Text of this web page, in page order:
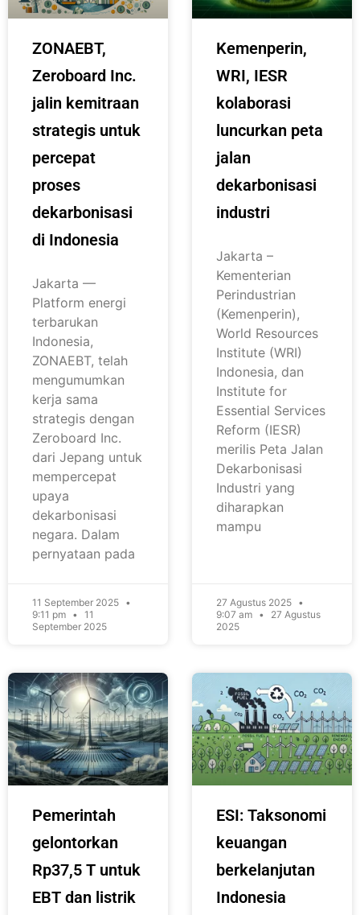
ZONAEBT,
Zeroboard Inc.
jalin kemitraan
strategis untuk
percepat
proses
dekarbonisasi
di Indonesia
Jakarta —
Platform energi
terbarukan
Indonesia,
ZONAEBT, telah
mengumumkan
kerja sama
strategis dengan
Zeroboard Inc.
dari Jepang untuk
mempercepat
upaya
dekarbonisasi
negara. Dalam
pernyataan pada
11 September 2025
9:11 pm
11
September 2025
Kemenperin,
WRI, IESR
kolaborasi
luncurkan peta
jalan
dekarbonisasi
industri
Jakarta –
Kementerian
Perindustrian
(Kemenperin),
World Resources
Institute (WRI)
Indonesia, dan
Institute for
Essential Services
Reform (IESR)
merilis Peta Jalan
Dekarbonisasi
Industri yang
diharapkan
mampu
27 Agustus 2025
9:07 am
27 Agustus
2025
Pemerintah
gelontorkan
Rp37,5 T untuk
EBT dan listrik
ESI: Taksonomi
keuangan
berkelanjutan
Indonesia